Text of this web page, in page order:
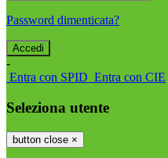
Password dimenticata?
-
Entra con SPID Entra con CIE
Seleziona utente
button close ×